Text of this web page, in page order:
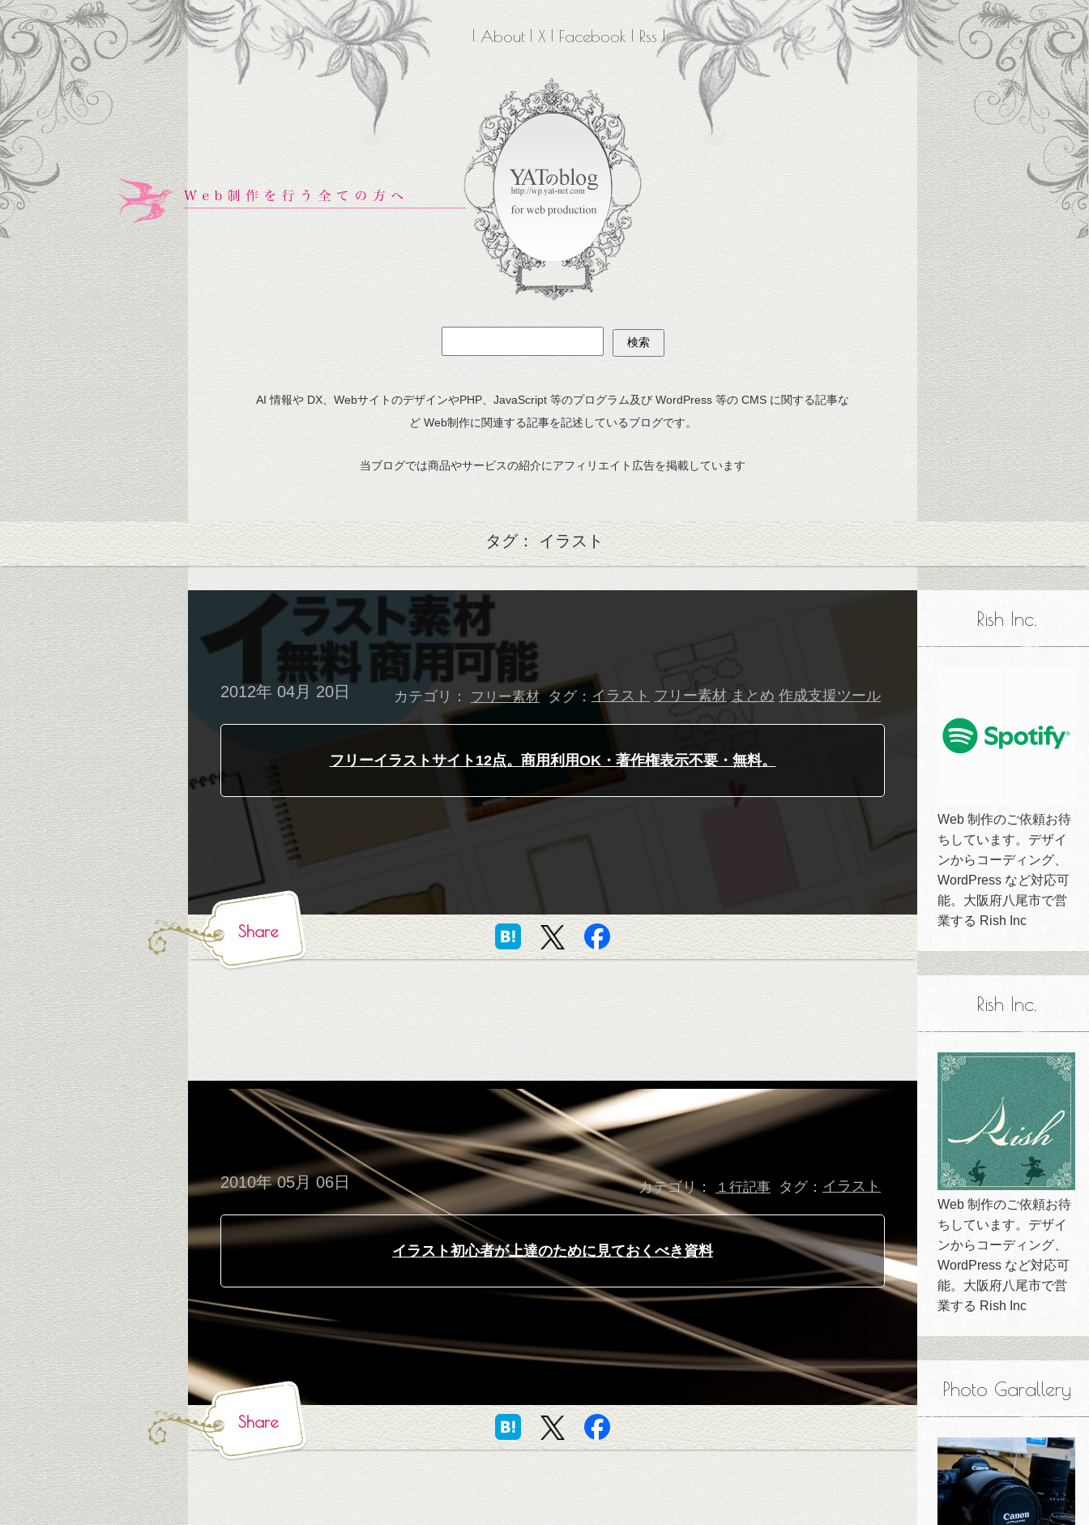
About X Facebook Rss
AI 情報や DX、WebサイトのデザインやPHP、JavaScript 等のプログラム及び WordPress 等の CMS に関する記事な
ど Web制作に関連する記事を記述しているブログです。
当ブログでは商品やサービスの紹介にアフィリエイト広告を掲載しています
タグ： イラスト
2012年 04月 20日 カテゴリ： フリー素材 タグ： イラスト フリー素材 まとめ 作成支援ツール
フリーイラストサイト12点。商用利用OK・著作権表示不要・無料。
Share
2010年 05月 06日 カテゴリ： １行記事 タグ： イラスト
イラスト初心者が上達のために見ておくべき資料
Share
Rish Inc.
Web 制作のご依頼お待
ちしています。デザイ
ンからコーディング、
WordPress など対応可
能。大阪府八尾市で営
業する Rish Inc
Rish Inc.
Web 制作のご依頼お待
ちしています。デザイ
ンからコーディング、
WordPress など対応可
能。大阪府八尾市で営
業する Rish Inc
Photo Garallery